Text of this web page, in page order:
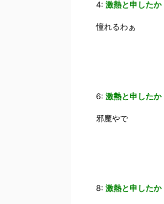
4: 激熱と申したか
憧れるわぁ
6: 激熱と申したか
邪魔やで
8: 激熱と申したか